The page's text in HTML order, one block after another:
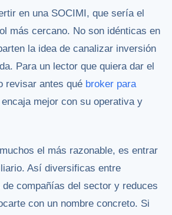
en una SOCIMI, que sería el
más cercano. No son idénticas en
la idea de canalizar inversión
Para un lector que quiera dar el
revisar antes qué broker para
encaja mejor con su operativa y
el más razonable, es entrar
Así diversificas entre
compañías del sector y reduces
con un nombre concreto. Si